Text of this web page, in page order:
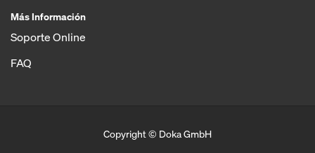
Más Información
Soporte Online
FAQ
Copyright © Doka GmbH